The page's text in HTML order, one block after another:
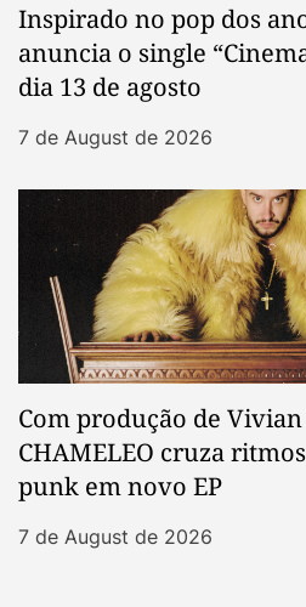
Inspirado no pop dos
anuncia o single
dia 13 de agosto
7 de August de 2026
Com produção de
CHAMELEO cruza
punk em novo EP
7 de August de 2026